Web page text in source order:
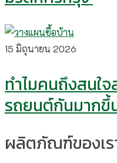
15 มิถุนายน 2026
ทำไมคนถึงสนใ
รถยนต์กันมากขึ้
ผลิตภัณฑ์ของเร